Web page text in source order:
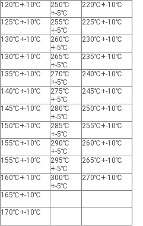
120℃+-10℃
250℃
+-5℃
220℃+-10℃
125℃+-10℃
255℃
+-5℃
225℃+-10℃
130℃+-10℃
260℃
+-5℃
230℃+-10℃
130℃+-10℃
265℃
+-5℃
235℃+-10℃
135℃+-10℃
270℃
+-5℃
240℃+-10℃
140℃+-10℃
275℃
+-5℃
245℃+-10℃
145℃+-10℃
280℃
+-5℃
250℃+-10℃
150℃+-10℃
285℃
+-5℃
255℃+-10℃
155℃+-10℃
290℃
+-5℃
260℃+-10℃
155℃+-10℃
295℃
+-5℃
265℃+-10℃
160℃+-10℃
300℃
+-5℃
270℃+-10℃
165℃+-10℃
170℃+-10℃